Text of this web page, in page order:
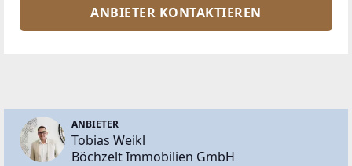
ANBIETER KONTAKTIEREN
ANBIETER
Tobias Weikl
Böchzelt Immobilien GmbH